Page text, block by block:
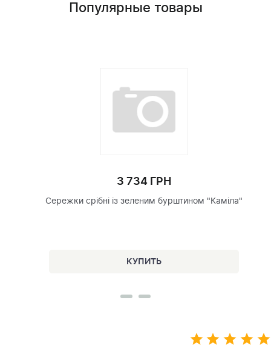
Популярные товары
3 734 ГРН
Сережки срібні із зеленим бурштином "Каміла"